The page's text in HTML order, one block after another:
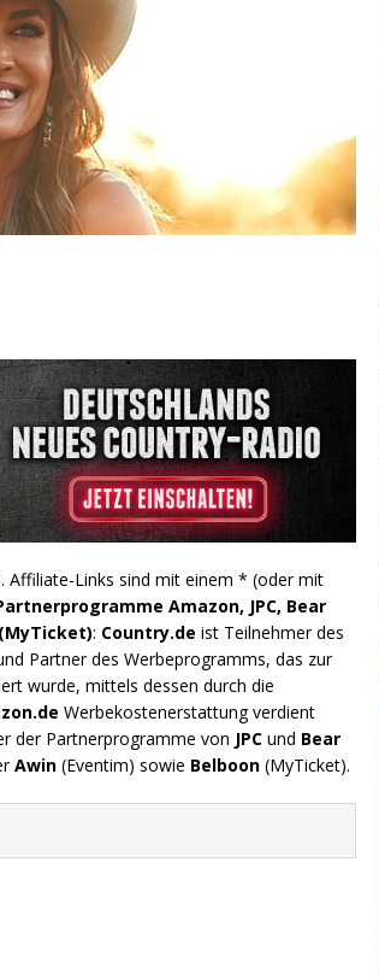
Affiliate-Links sind mit einem * (oder mit
Amazon, JPC, Bear
: Country.de ist Teilnehmer des
Partner des Werbeprogramms, das zur
wurde, mittels dessen durch die
Werbekostenerstattung verdient
der Partnerprogramme von JPC und Bear
Awin (Eventim) sowie Belboon (MyTicket).